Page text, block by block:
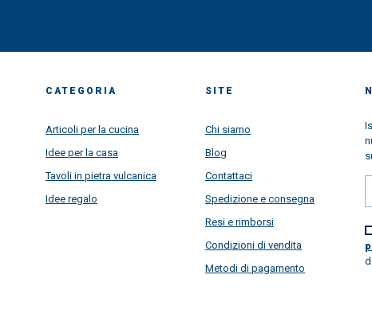
CATEGORIA
Articoli per la cucina
Idee per la casa
Tavoli in pietra vulcanica
Idee regalo
SITE
Chi siamo
Blog
Contattaci
Spedizione e consegna
Resi e rimborsi
Condizioni di vendita
Metodi di pagamento